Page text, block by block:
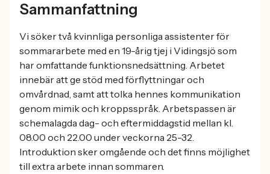
Sammanfattning
Vi söker två kvinnliga personliga assistenter för
sommararbete med en 19-årig tjej i Vidingsjö som
har omfattande funktionsnedsättning. Arbetet
innebär att ge stöd med förflyttningar och
omvårdnad, samt att tolka hennes kommunikation
genom mimik och kroppsspråk. Arbetspassen är
schemalagda dag- och eftermiddagstid mellan kl.
08.00 och 22.00 under veckorna 25-32.
Introduktion sker omgående och det finns möjlighet
till extra arbete innan sommaren.